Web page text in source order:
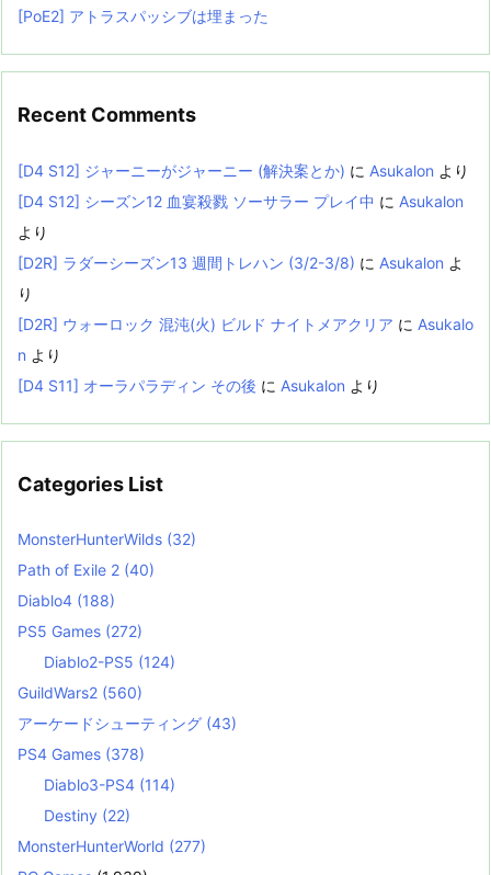
[PoE2] アトラスパッシブは埋まった
Recent Comments
[D4 S12] ジャーニーがジャーニー (解決案とか) に Asukalon より
[D4 S12] シーズン12 血宴殺戮 ソーサラー プレイ中 に Asukalon
より
[D2R] ラダーシーズン13 週間トレハン (3/2-3/8) に Asukalon よ
り
[D2R] ウォーロック 混沌(火) ビルド ナイトメアクリア に Asukalo
n より
[D4 S11] オーラパラディン その後 に Asukalon より
Categories List
MonsterHunterWilds (32)
Path of Exile 2 (40)
Diablo4 (188)
PS5 Games (272)
Diablo2-PS5 (124)
GuildWars2 (560)
アーケードシューティング (43)
PS4 Games (378)
Diablo3-PS4 (114)
Destiny (22)
MonsterHunterWorld (277)